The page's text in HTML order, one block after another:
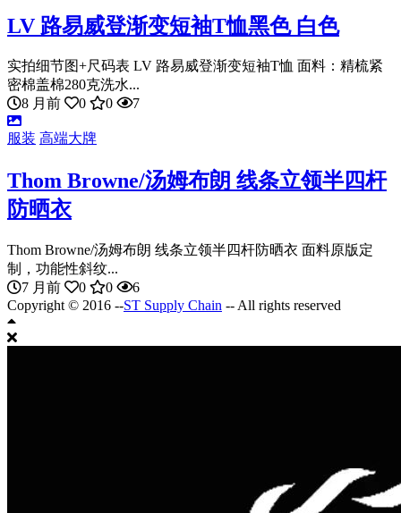
LV 路易威登渐变短袖T恤黑色 白色
实拍细节图+尺码表 LV 路易威登渐变短袖T恤 面料：精梳紧
密棉盖棉280克洗水...
8 月前
0 0 7
服装 高端大牌
Thom Browne/汤姆布朗 线条立领半四杆
防晒衣
Thom Browne/汤姆布朗 线条立领半四杆防晒衣 面料原版定
制，功能性斜纹...
7 月前
0 0
6
Copyright © 2016 --ST Supply Chain -- All rights reserved